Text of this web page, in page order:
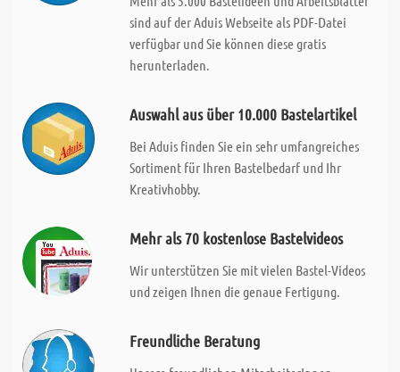
sind auf der Aduis Webseite als PDF-Datei
verfügbar und Sie können diese gratis
herunterladen.
Auswahl aus über 10.000 Bastelartikel
Bei Aduis finden Sie ein sehr umfangreiches
Sortiment für Ihren Bastelbedarf und Ihr
Kreativhobby.
Mehr als 70 kostenlose Bastelvideos
Wir unterstützen Sie mit vielen Bastel-Videos
und zeigen Ihnen die genaue Fertigung.
Freundliche Beratung